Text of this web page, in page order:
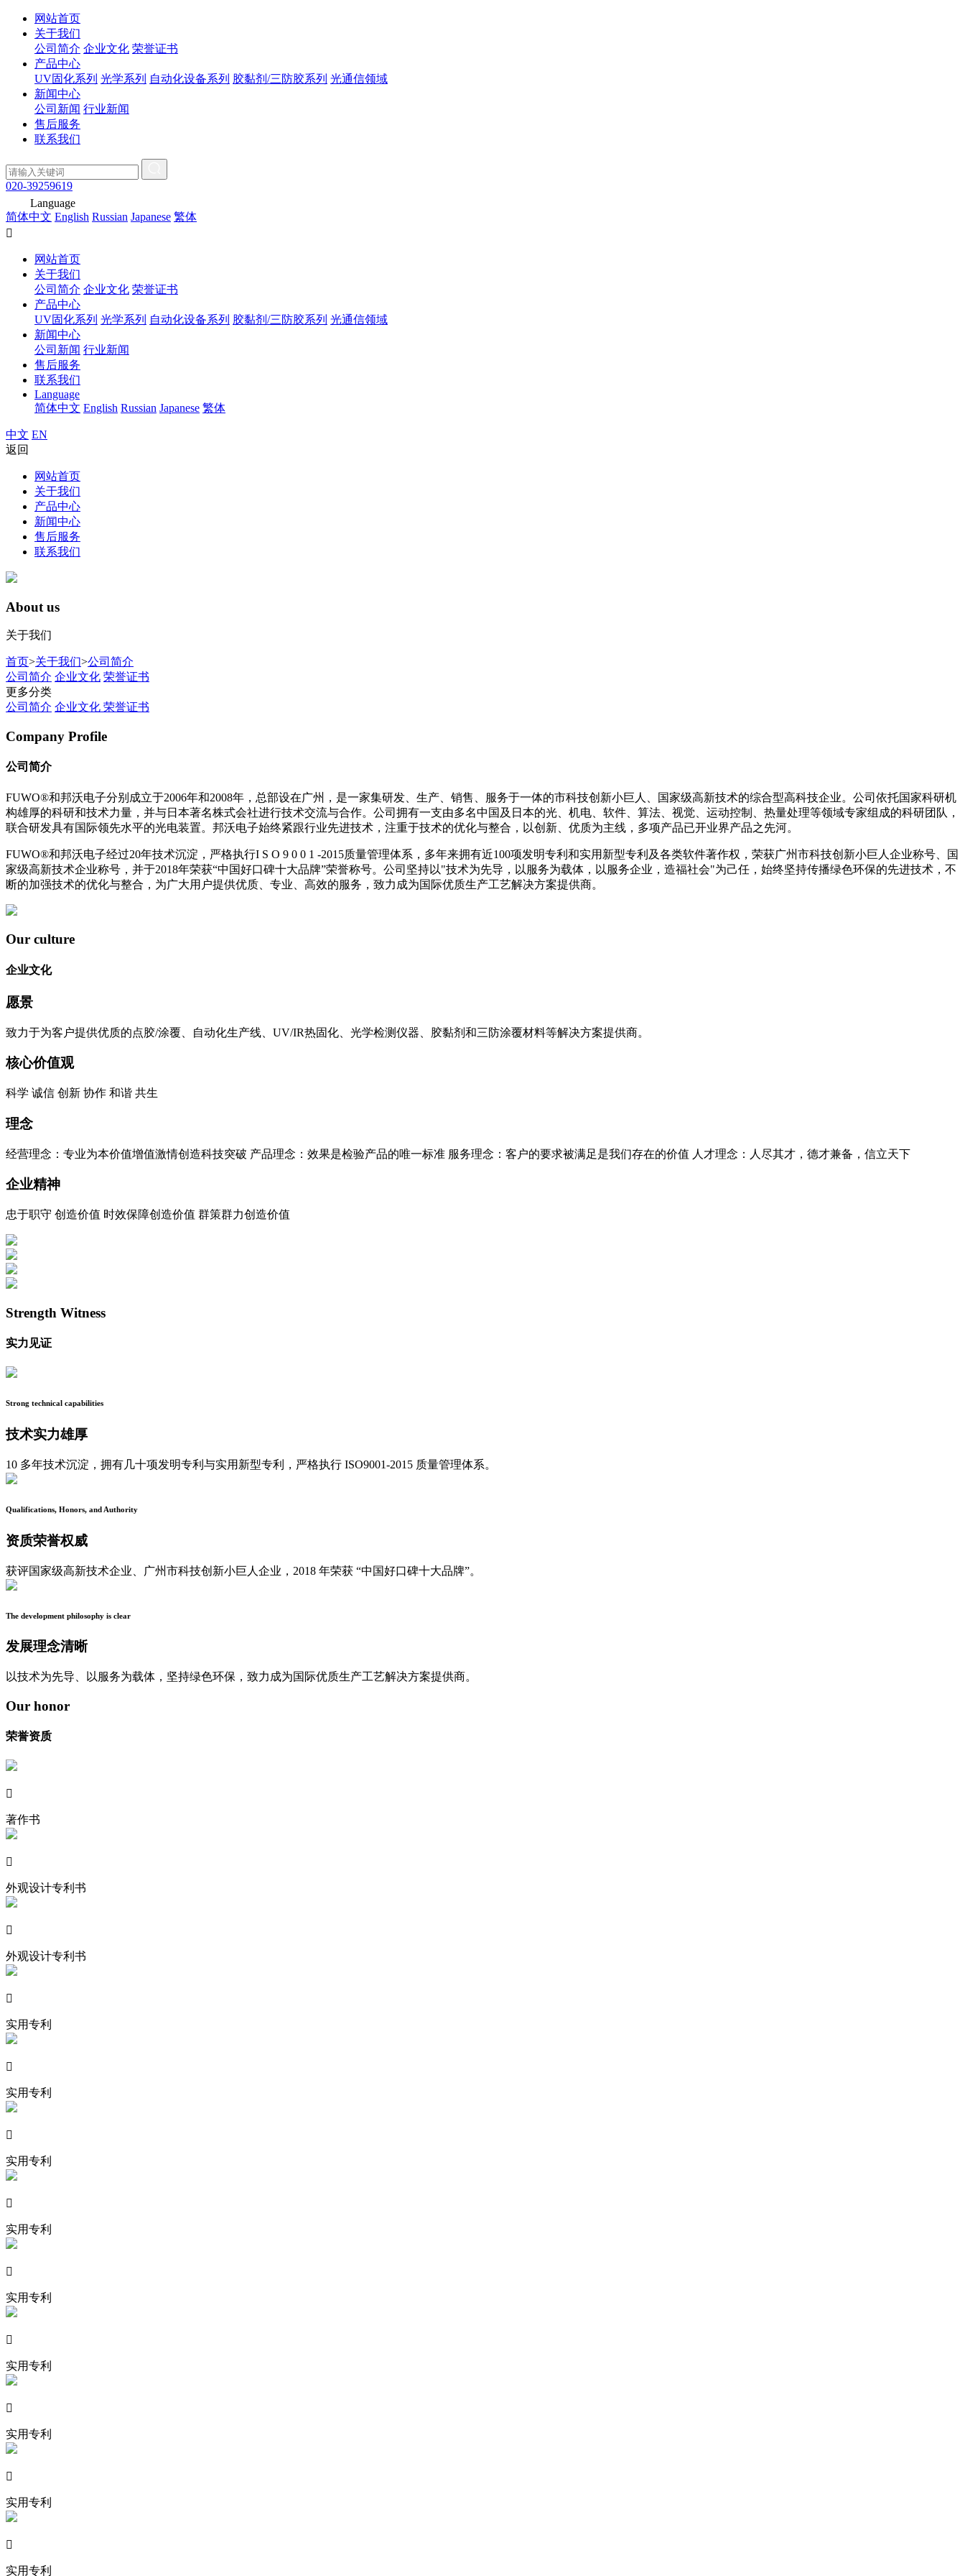
网站首页
关于我们
公司简介 企业文化 荣誉证书
产品中心
UV固化系列 光学系列 自动化设备系列 胶黏剂/三防胶系列 光通信领域
新闻中心
公司新闻 行业新闻
售后服务
联系我们
020-39259619
Language
简体中文 English Russian Japanese 繁体

网站首页
关于我们
公司简介 企业文化 荣誉证书
产品中心
UV固化系列 光学系列 自动化设备系列 胶黏剂/三防胶系列 光通信领域
新闻中心
公司新闻 行业新闻
售后服务
联系我们
Language
简体中文 English Russian Japanese 繁体
中文 EN
返回
网站首页
关于我们
产品中心
新闻中心
售后服务
联系我们
About us
关于我们
首页>关于我们>公司简介
公司简介 企业文化 荣誉证书
更多分类
公司简介 企业文化 荣誉证书
Company Profile
公司简介
FUWO®和邦沃电子分别成立于2006年和2008年，总部设在广州，是一家集研发、生产、销售、服务于一体的市科技创新小巨人、国家级高新技术的综合型高科技企业。公司依托国家科研机
构雄厚的科研和技术力量，并与日本著名株式会社进行技术交流与合作。公司拥有一支由多名中国及日本的光、机电、软件、算法、视觉、运动控制、热量处理等领域专家组成的科研团队，
联合研发具有国际领先水平的光电装置。邦沃电子始终紧跟行业先进技术，注重于技术的优化与整合，以创新、优质为主线，多项产品已开业界产品之先河。
FUWO®和邦沃电子经过20年技术沉淀，严格执行I S O 9 0 0 1 -2015质量管理体系，多年来拥有近100项发明专利和实用新型专利及各类软件著作权，荣获广州市科技创新小巨人企业称号、国
家级高新技术企业称号，并于2018年荣获“中国好口碑十大品牌”荣誉称号。公司坚持以"技术为先导，以服务为载体，以服务企业，造福社会"为己任，始终坚持传播绿色环保的先进技术，不
断的加强技术的优化与整合，为广大用户提供优质、专业、高效的服务，致力成为国际优质生产工艺解决方案提供商。
Our culture
企业文化
愿景
致力于为客户提供优质的点胶/涂覆、自动化生产线、UV/IR热固化、光学检测仪器、胶黏剂和三防涂覆材料等解决方案提供商。
核心价值观
科学 诚信 创新 协作 和谐 共生
理念
经营理念：专业为本价值增值激情创造科技突破 产品理念：效果是检验产品的唯一标准 服务理念：客户的要求被满足是我们存在的价值 人才理念：人尽其才，德才兼备，信立天下
企业精神
忠于职守 创造价值 时效保障创造价值 群策群力创造价值
Strength Witness
实力见证
Strong technical capabilities
技术实力雄厚
10 多年技术沉淀，拥有几十项发明专利与实用新型专利，严格执行 ISO9001-2015 质量管理体系。
Qualifications, Honors, and Authority
资质荣誉权威
获评国家级高新技术企业、广州市科技创新小巨人企业，2018 年荣获 “中国好口碑十大品牌”。
The development philosophy is clear
发展理念清晰
以技术为先导、以服务为载体，坚持绿色环保，致力成为国际优质生产工艺解决方案提供商。
Our honor
荣誉资质

著作书

外观设计专利书

外观设计专利书

实用专利

实用专利

实用专利

实用专利

实用专利

实用专利

实用专利

实用专利

实用专利